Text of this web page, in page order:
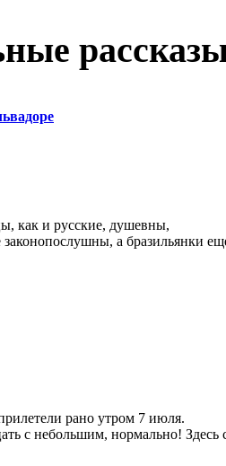
как и русские, душевны,
а бразильянки
рано утром 7 июля.
с небольшим, нормально! Здесь